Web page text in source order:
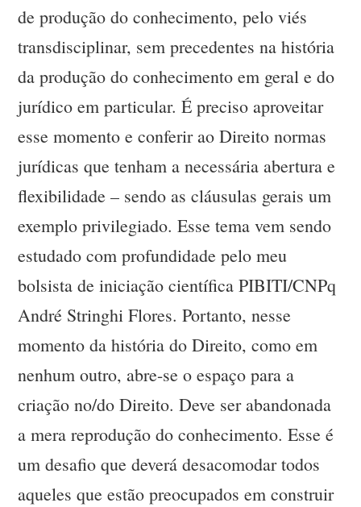
de produção do conhecimento, pelo viés
transdisciplinar, sem precedentes na história
da produção do conhecimento em geral e do
jurídico em particular. É preciso aproveitar
esse momento e conferir ao Direito normas
jurídicas que tenham a necessária abertura e
flexibilidade – sendo as cláusulas gerais um
exemplo privilegiado. Esse tema vem sendo
estudado com profundidade pelo meu
bolsista de iniciação científica PIBITI/CNPq
André Stringhi Flores. Portanto, nesse
momento da história do Direito, como em
nenhum outro, abre-se o espaço para a
criação no/do Direito. Deve ser abandonada
a mera reprodução do conhecimento. Esse é
um desafio que deverá desacomodar todos
aqueles que estão preocupados em construir